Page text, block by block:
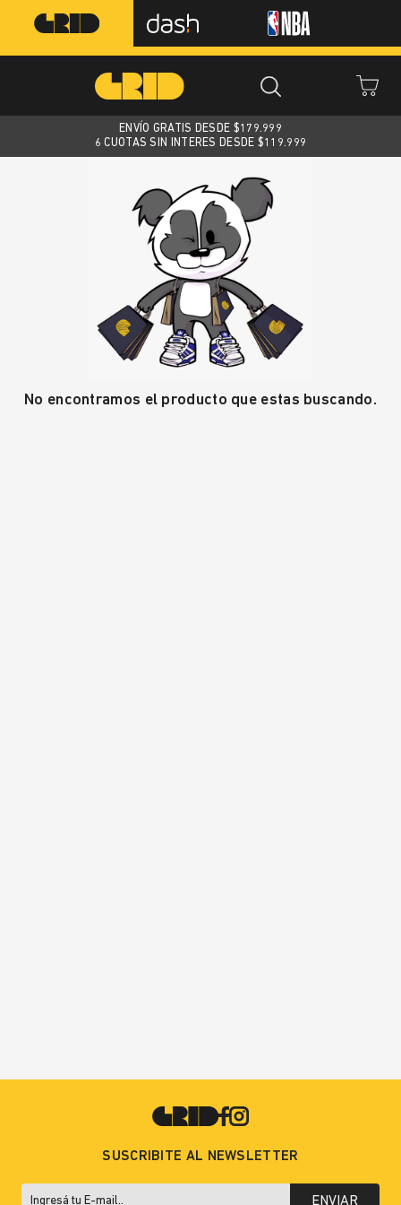
ENVÍO GRATIS DESDE $179.999
6 CUOTAS SIN INTERES DESDE $119.999
No encontramos el producto que estas buscando.
SUSCRIBITE AL NEWSLETTER
ENVIAR